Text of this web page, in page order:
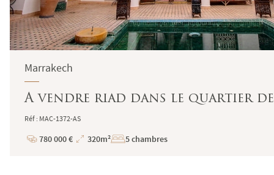
Marrakech
A vendre riad dans le quartier
Réf : MAC-1372-AS
Prix
780 000 €
Superficie
320m² 5 chambres